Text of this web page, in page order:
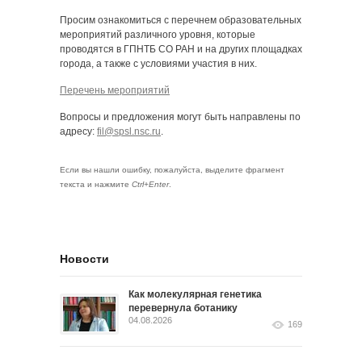
Просим ознакомиться с перечнем образовательных
мероприятий различного уровня, которые
проводятся в ГПНТБ СО РАН и на других площадках
города, а также с условиями участия в них.
Перечень мероприятий
Вопросы и предложения могут быть направлены по
адресу: fil@spsl.nsc.ru
Если вы нашли ошибку, пожалуйста, выделите фрагмент
текста и нажмите Ctrl+Enter.
Новости
Как молекулярная генетика
перевернула ботанику
04.08.2026 169